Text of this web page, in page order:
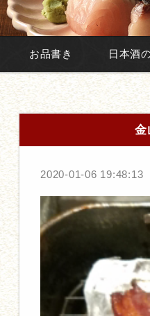
お品書き 日本酒
金
2020-01-06 19:48:13